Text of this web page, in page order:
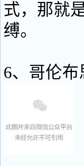
式，那就
缚。
6、哥伦布